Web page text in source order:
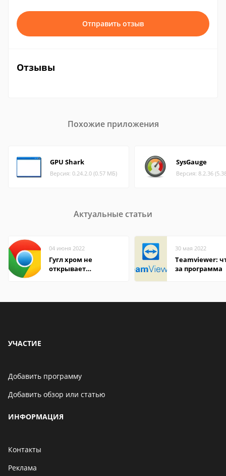
Отправить отзыв
Отзывы
Похожие приложения
GPU Shark
Версия: 0.24.2.0 (0.57 МБ)
SysGauge
Версия: 8.2.36
Актуальные статьи
04 июня 2022
Гугл хром не
открывает
30 мая 2022
Teamviewer:
за программа
УЧАСТИЕ
Добавить программу
Добавить обзор или статью
ИНФОРМАЦИЯ
Контакты
Реклама